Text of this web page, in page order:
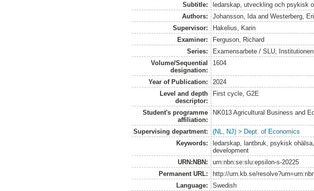
Subtitle:
ledarskap, utveckling och psykisk
Authors:
Johansson, Idaand Westerberg,
Supervisor:
Hakelius, Karin
Examiner:
Ferguson, Richard
Series:
Examensarbete / SLU,
Volume/Sequential
designation:
1604
Year of Publication:
2024
Level and depth
descriptor:
First cycle, G2E
Student's programme
affiliation:
NK013 Agricultural Business and
Supervising department:
(NL, NJ) > Dept. of Economics
Keywords:
ledarskap, lantbruk, psykisk
development
URN:NBN:
urn:nbn:se:slu:epsilon-s-20225
Permanent URL:
http://urn.kb.se/
Language:
Swedish